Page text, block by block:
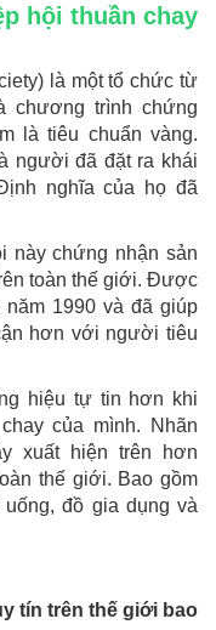
hội thuần chay
là một tổ chức từ
chương trình chứng
là tiêu chuẩn vàng.
người đã đặt ra khái
nghĩa của họ đã
này chứng nhận sản
toàn thế giới. Được
1990 và đã giúp
hơn với người tiêu
hiệu tự tin hơn khi
của mình. Nhãn
xuất hiện trên hơn
thế giới. Bao gồm
đồ gia dụng và
tín trên thế giới bao